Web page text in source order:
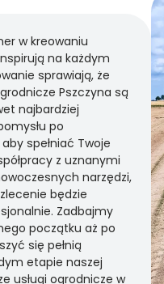
w kreowaniu
na każdym
sprawiają, że
Pszczyna są
najbardziej
po
spełniać Twoje
z uznanymi
narzędzi,
będzie
Zadbajmy
początku aż po
się pełnią
etapie naszej
usługi ogrodnicze w